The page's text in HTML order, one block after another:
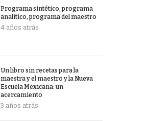
Programa sintético, programa
analítico, programa del maestro
4 años atrás
Un libro sin recetas para la
maestra y el maestro y la Nueva
Escuela Mexicana: un
acercamiento
3 años atrás